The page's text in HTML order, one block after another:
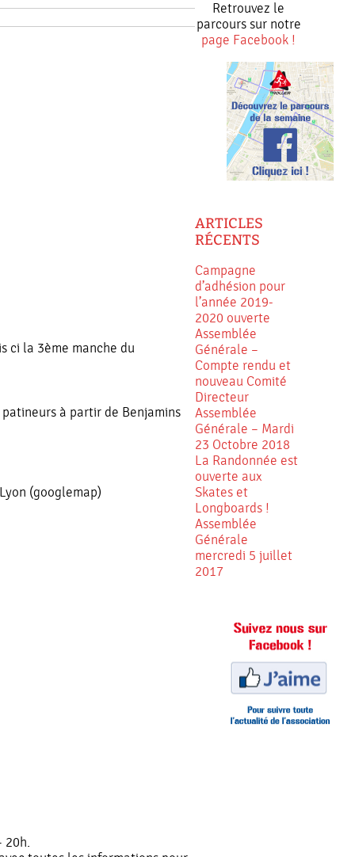
ci la 3ème manche du
à partir de Benjamins
(googlemap)
20h.
Retrouvez le
parcours sur notre
page Facebook !
ARTICLES
RÉCENTS
Campagne
d’adhésion pour
l’année 2019-
2020 ouverte
Assemblée
Générale –
Compte rendu et
nouveau Comité
Directeur
Assemblée
Générale – Mardi
23 Octobre 2018
La Randonnée est
ouverte aux
Skates et
Longboards !
Assemblée
Générale
mercredi 5 juillet
2017